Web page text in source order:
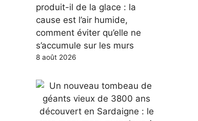
produit-il de la glace : la
cause est l’air humide,
comment éviter qu’elle ne
s’accumule sur les murs
8 août 2026